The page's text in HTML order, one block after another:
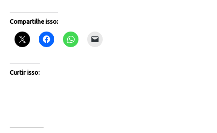
Compartilhe isso:
Curtir isso: